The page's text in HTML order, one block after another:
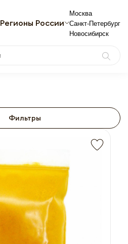
Регионы России
Москва
Санкт-Петербург
Новосибирск
Фильтры